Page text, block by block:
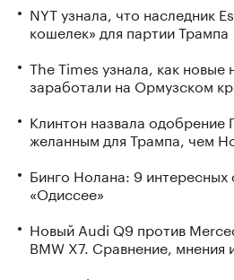
NYT узнала, что наследник
кошелек» для партии Трампа
The Times узнала, как новые
заработали на Ормузском
Клинтон назвала одобрение
желанным для Трампа, чем
Бинго Нолана: 9 интересных
«Одиссее»
Новый Audi Q9 против
BMW X7. Сравнение, мнения